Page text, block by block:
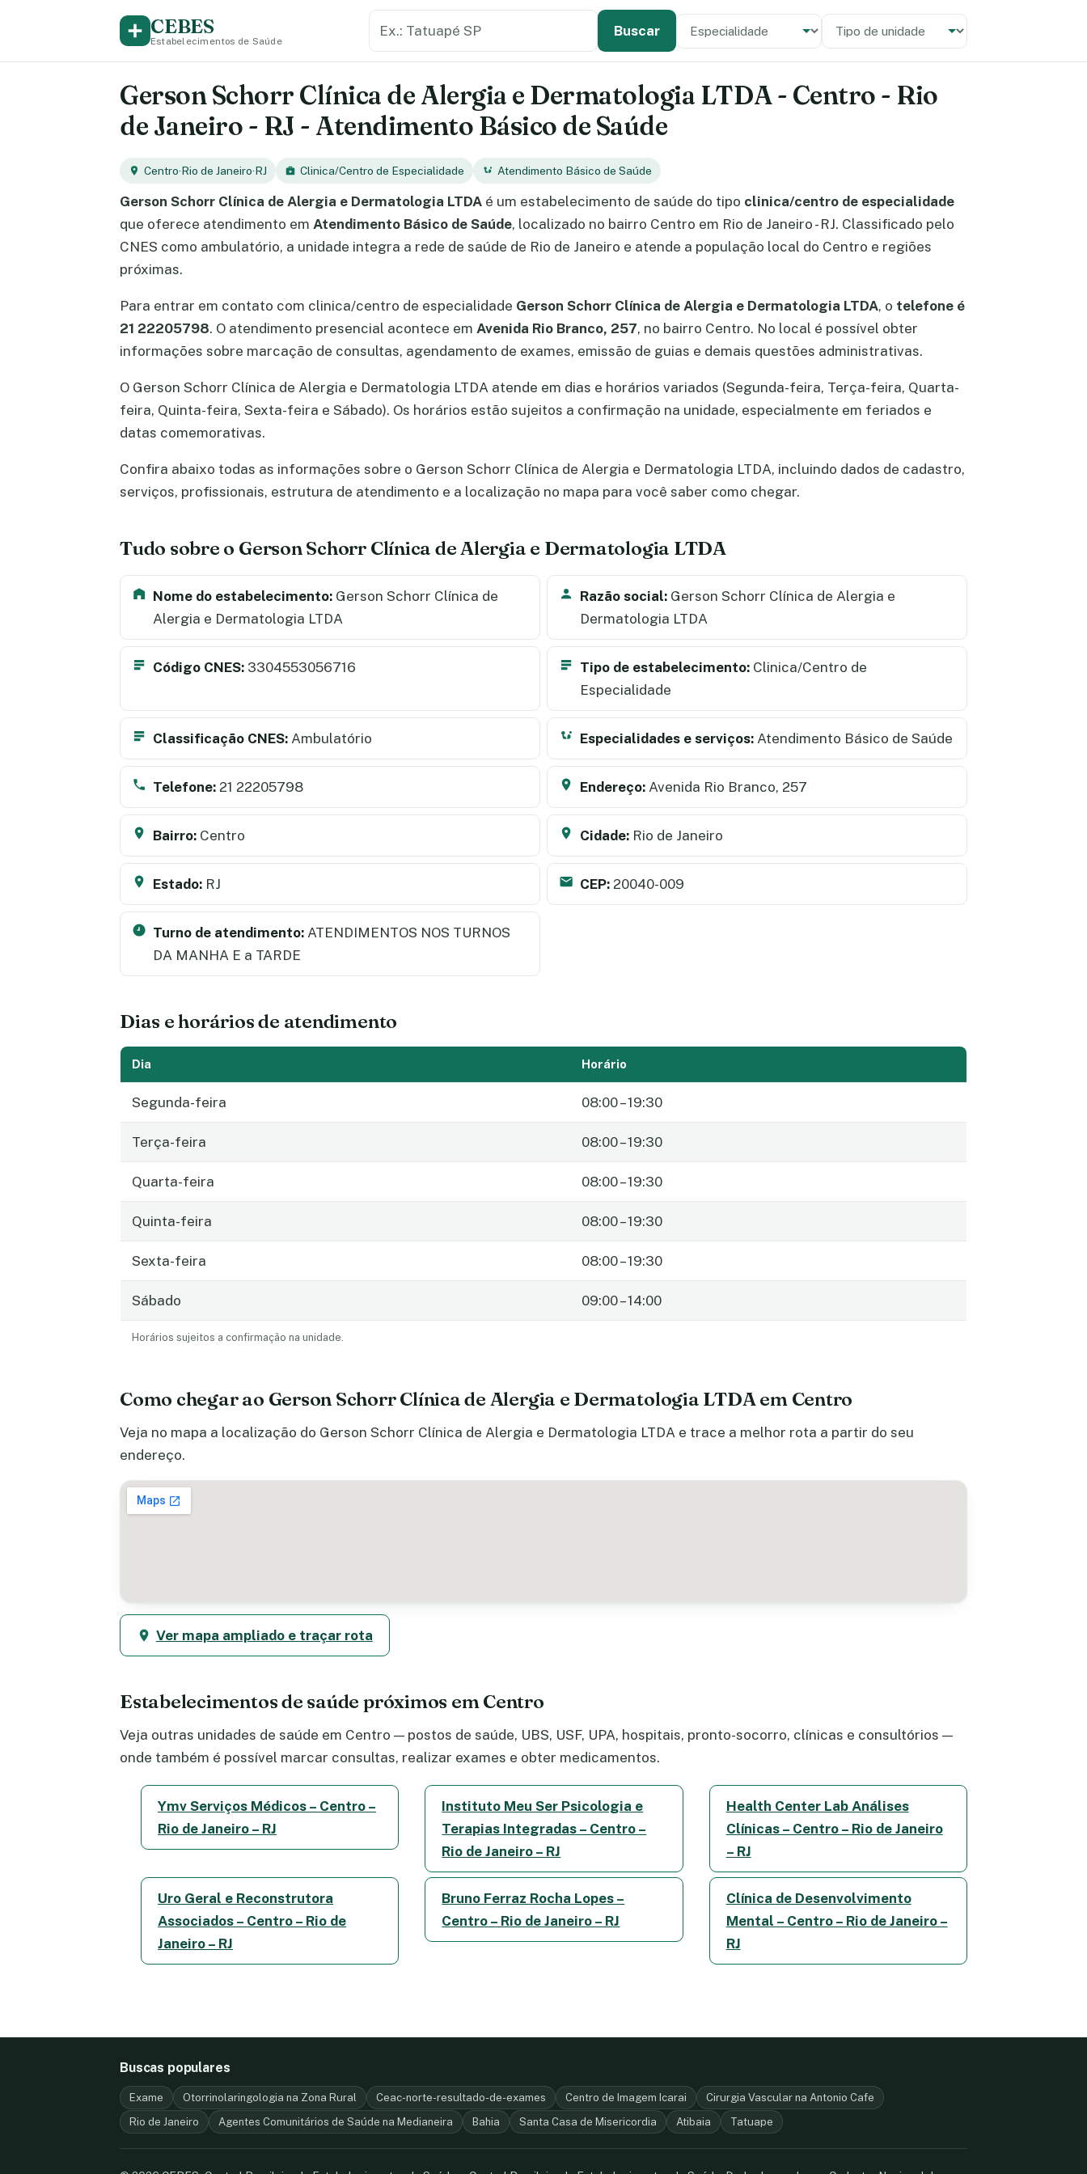
CEBES
Estabelecimentos de Saúde
Buscar Especialidade
Tipo de unidade
Gerson Schorr Clínica de Alergia e Dermatologia LTDA - Centro - Rio
de Janeiro - RJ - Atendimento Básico de Saúde
Centro·Rio de Janeiro·RJ Clinica/Centro de Especialidade Atendimento Básico de Saúde
Gerson Schorr Clínica de Alergia e Dermatologia LTDA é um estabelecimento de saúde do tipo clinica/centro de especialidade
que oferece atendimento em Atendimento Básico de Saúde, localizado no bairro Centro em Rio de Janeiro - RJ. Classificado pelo
CNES como ambulatório, a unidade integra a rede de saúde de Rio de Janeiro e atende a população local do Centro e regiões
próximas.
Para entrar em contato com clinica/centro de especialidade Gerson Schorr Clínica de Alergia e Dermatologia LTDA, o telefone é
21 22205798. O atendimento presencial acontece em Avenida Rio Branco, 257, no bairro Centro. No local é possível obter
informações sobre marcação de consultas, agendamento de exames, emissão de guias e demais questões administrativas.
O Gerson Schorr Clínica de Alergia e Dermatologia LTDA atende em dias e horários variados (Segunda-feira, Terça-feira, Quarta-
feira, Quinta-feira, Sexta-feira e Sábado). Os horários estão sujeitos a confirmação na unidade, especialmente em feriados e
datas comemorativas.
Confira abaixo todas as informações sobre o Gerson Schorr Clínica de Alergia e Dermatologia LTDA, incluindo dados de cadastro,
serviços, profissionais, estrutura de atendimento e a localização no mapa para você saber como chegar.
Tudo sobre o Gerson Schorr Clínica de Alergia e Dermatologia LTDA
Nome do estabelecimento: Gerson Schorr Clínica de
Alergia e Dermatologia LTDA
Razão social: Gerson Schorr Clínica de Alergia e
Dermatologia LTDA
Código CNES: 3304553056716 Tipo de estabelecimento: Clinica/Centro de
Especialidade
Classificação CNES: Ambulatório Especialidades e serviços: Atendimento Básico de Saúde
Telefone: 21 22205798 Endereço: Avenida Rio Branco, 257
Bairro: Centro Cidade: Rio de Janeiro
Estado: RJ CEP: 20040-009
Turno de atendimento: ATENDIMENTOS NOS TURNOS
DA MANHA E a TARDE
Dias e horários de atendimento
Dia Horário
Segunda-feira 08:00 – 19:30
Terça-feira 08:00 – 19:30
Quarta-feira 08:00 – 19:30
Quinta-feira 08:00 – 19:30
Sexta-feira 08:00 – 19:30
Sábado 09:00 – 14:00
Horários sujeitos a confirmação na unidade.
Como chegar ao Gerson Schorr Clínica de Alergia e Dermatologia LTDA em Centro
Veja no mapa a localização do Gerson Schorr Clínica de Alergia e Dermatologia LTDA e trace a melhor rota a partir do seu
endereço.
Ver mapa ampliado e traçar rota
Estabelecimentos de saúde próximos em Centro
Veja outras unidades de saúde em Centro — postos de saúde, UBS, USF, UPA, hospitais, pronto-socorro, clínicas e consultórios —
onde também é possível marcar consultas, realizar exames e obter medicamentos.
Ymv Serviços Médicos – Centro –
Rio de Janeiro – RJ
Instituto Meu Ser Psicologia e
Terapias Integradas – Centro –
Rio de Janeiro – RJ
Health Center Lab Análises
Clínicas – Centro – Rio de Janeiro
– RJ
Uro Geral e Reconstrutora
Associados – Centro – Rio de
Janeiro – RJ
Bruno Ferraz Rocha Lopes –
Centro – Rio de Janeiro – RJ
Clínica de Desenvolvimento
Mental – Centro – Rio de Janeiro –
RJ
Buscas populares
Exame Otorrinolaringologia na Zona Rural Ceac-norte-resultado-de-exames Centro de Imagem Icarai
Cirurgia Vascular na Antonio Cafe
Rio de Janeiro
Agentes Comunitários de Saúde na Medianeira Bahia Santa Casa de Misericordia Atibaia Tatuape